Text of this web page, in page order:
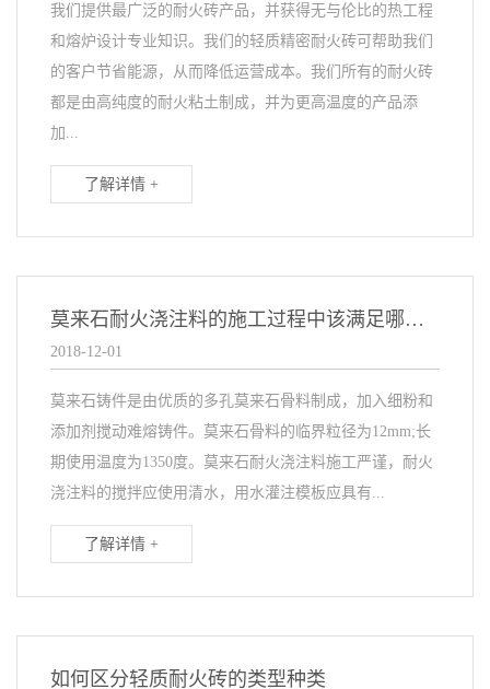
我们提供最广泛的耐火砖产品，并获得无与伦比的热工程
和熔炉设计专业知识。我们的轻质精密耐火砖可帮助我们
的客户节省能源，从而降低运营成本。我们所有的耐火砖
都是由高纯度的耐火粘土制成，并为更高温度的产品添
加...
了解详情 +
莫来石耐火浇注料的施工过程中该满足哪些要求
2018-12-01
莫来石铸件是由优质的多孔莫来石骨料制成，加入细粉和
添加剂搅动难熔铸件。莫来石骨料的临界粒径为12mm;长
期使用温度为1350度。莫来石耐火浇注料施工严谨，耐火
浇注料的搅拌应使用清水，用水灌注模板应具有...
了解详情 +
如何区分轻质耐火砖的类型种类